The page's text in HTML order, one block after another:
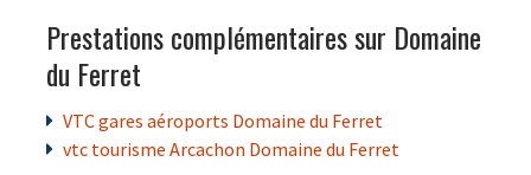
Prestations complémentaires sur Domaine
du Ferret
VTC gares aéroports Domaine du Ferret
vtc tourisme Arcachon Domaine du Ferret